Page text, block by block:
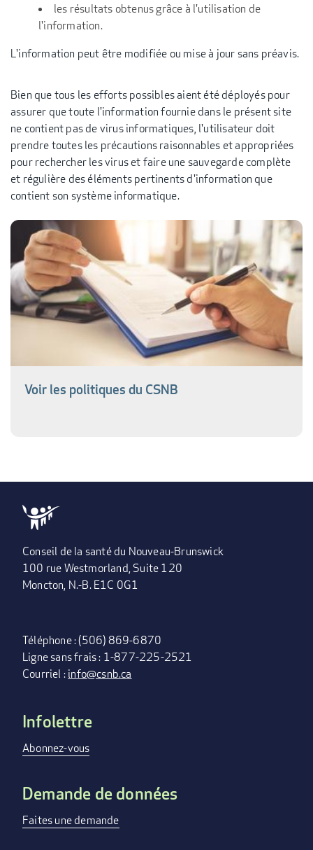
les résultats obtenus grâce à l'utilisation de
l'information.
L'information peut être modifiée ou mise à jour sans préavis.
Bien que tous les efforts possibles aient été déployés pour
assurer que toute l'information fournie dans le présent site
ne contient pas de virus informatiques, l'utilisateur doit
prendre toutes les précautions raisonnables et appropriées
pour rechercher les virus et faire une sauvegarde complète
et régulière des éléments pertinents d'information que
contient son système informatique.
Voir les politiques du CSNB
Conseil de la santé du Nouveau-Brunswick
100 rue Westmorland, Suite 120
Moncton, N.-B. E1C 0G1
Téléphone : (506) 869-6870
Ligne sans frais : 1-877-225-2521
Courriel :info@csnb.ca
FOOTER
MENU
Infolettre
Abonnez-vous
Demande de données
Faites une demande